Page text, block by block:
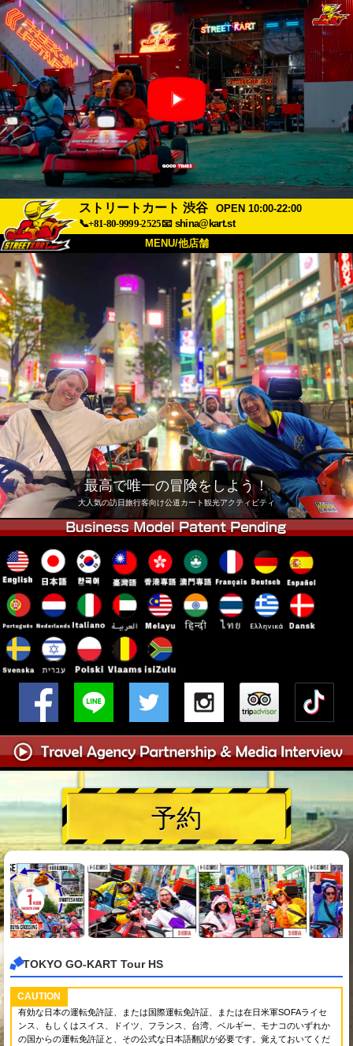
ストリートカート 渋谷
OPEN 10:00-22:00
📞+81-80-9999-2525📧 shina@kart.st
MENU/他店舗
トップ
概要 車両 価格
アクセス 評価 FAQ
会社 予約
他店舗
東京 品川 東京 秋葉原 #1
東京 秋葉原 #2 東京 渋谷
東京 渋谷アネックス 東京ベイ
東京 浅草 大阪
沖縄
最高で唯一の冒険をしよう！
大人気の訪日旅行客向け公道カート観光アクティビティ
予約
TOKYO GO-KART Tour HS
CAUTION
有効な日本の運転免許証、または国際運転免許証、または在日米軍SOFAライセ
ンス、もしくはスイス、ドイツ、フランス、台湾、ベルギー、モナコのいずれか
の国からの運転免許証と、その公式な日本語翻訳が必要です。覚えておいてくだ